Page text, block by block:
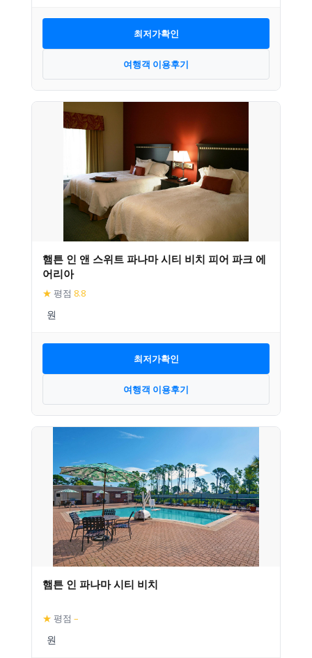
최저가확인
여행객 이용후기
햄튼 인 앤 스위트 파나마 시티 비치 피어 파크 에
어리아
★ 평점 8.8
최저가확인
여행객 이용후기
햄튼 인 파나마 시티 비치
★ 평점 –